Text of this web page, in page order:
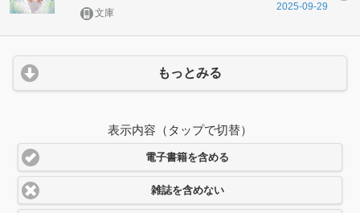
文庫
2025-09-29
もっとみる
表示内容（タップで切替）
電子書籍を含める
雑誌を含めない